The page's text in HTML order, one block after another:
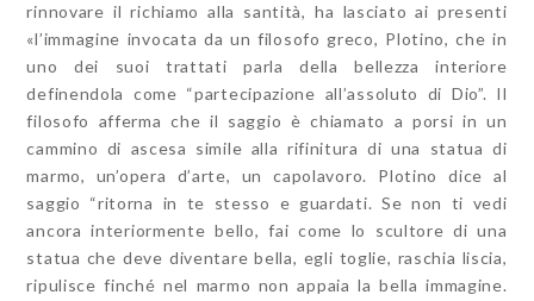
rinnovare il richiamo alla santità, ha lasciato ai presenti
«l’immagine invocata da un filosofo greco, Plotino, che in
uno dei suoi trattati parla della bellezza interiore
definendola come “partecipazione all’assoluto di Dio”. Il
filosofo afferma che il saggio è chiamato a porsi in un
cammino di ascesa simile alla rifinitura di una statua di
marmo, un’opera d’arte, un capolavoro. Plotino dice al
saggio “ritorna in te stesso e guardati. Se non ti vedi
ancora interiormente bello, fai come lo scultore di una
statua che deve diventare bella, egli toglie, raschia liscia,
ripulisce finché nel marmo non appaia la bella immagine.